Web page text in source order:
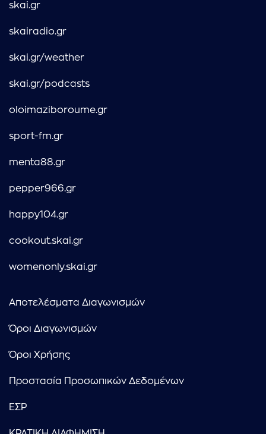
skai.gr
skairadio.gr
skai.gr/weather
skai.gr/podcasts
oloimaziboroume.gr
sport-fm.gr
menta88.gr
pepper966.gr
happy104.gr
cookout.skai.gr
womenonly.skai.gr
Αποτελέσματα Διαγωνισμών
Όροι Διαγωνισμών
Όροι Χρήσης
Προστασία Προσωπικών Δεδομένων
ΕΣΡ